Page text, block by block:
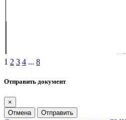
1 2 3 4 ... 8
Отправить документ
×
Отмена
Отправить